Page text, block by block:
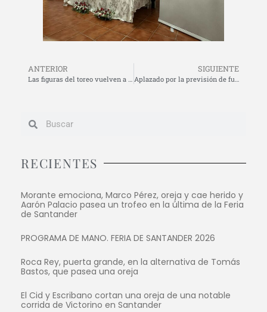
ANTERIOR
Las figuras del toreo vuelven a Montoro en un festival de máxima categoría
SIGUIENTE
Aplazado por la previsión de fuertes lluvias el festival benéfico del sábado en Montoro
RECIENTES
Morante emociona, Marco Pérez, oreja y cae herido y
Aarón Palacio pasea un trofeo en la última de la Feria
de Santander
PROGRAMA DE MANO. FERIA DE SANTANDER 2026
Roca Rey, puerta grande, en la alternativa de Tomás
Bastos, que pasea una oreja
El Cid y Escribano cortan una oreja de una notable
corrida de Victorino en Santander